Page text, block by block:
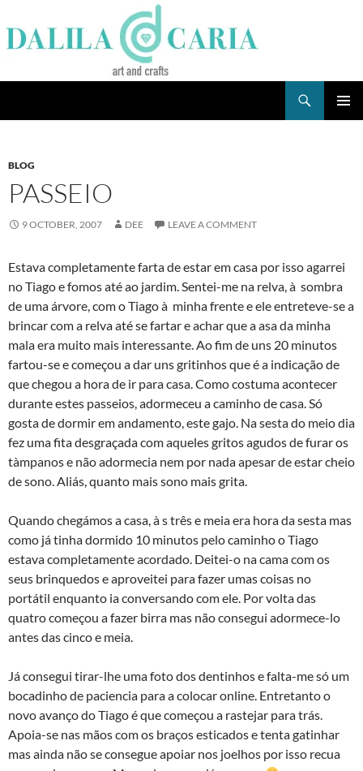
to
content
BLOG
PASSEIO
9 OCTOBER, 2007 DEE LEAVE A COMMENT
Estava completamente farta de estar em casa por isso agarrei
no Tiago e fomos até ao jardim. Sentei-me na relva, à sombra
de uma árvore, com o Tiago à minha frente e ele entreteve-se a
brincar com a relva até se fartar e achar que a asa da minha
mala era muito mais interessante. Ao fim de uns 20 minutos
fartou-se e começou a dar uns gritinhos que é a indicação de
que chegou a hora de ir para casa. Como costuma acontecer
durante estes passeios, adormeceu a caminho de casa. Só
gosta de dormir em andamento, este gajo. Na sesta do meio dia
fez uma fita desgraçada com aqueles gritos agudos de furar os
tà­mpanos e não adormecia nem por nada apesar de estar cheio
de sono. Aliás, quanto mais sono mais grita.
Quando chegámos a casa, à s três e meia era hora da sesta mas
como já tinha dormido 10 minutos pelo caminho o Tiago
estava completamente acordado. Deitei-o na cama com os
seus brinquedos e aproveitei para fazer umas coisas no
portátil enquanto ia conversando com ele. Por volta das
quatro começou a fazer birra mas não consegui adormece-lo
antes das cinco e meia.
Já consegui tirar-lhe uma foto dos dentinhos e falta-me só um
bocadinho de paciencia para a colocar online. Entretanto o
novo avanço do Tiago é que começou a rastejar para trás.
Apoia-se nas mãos com os braços esticados e tenta gatinhar
mas ainda não se consegue apoiar nos joelhos por isso recua